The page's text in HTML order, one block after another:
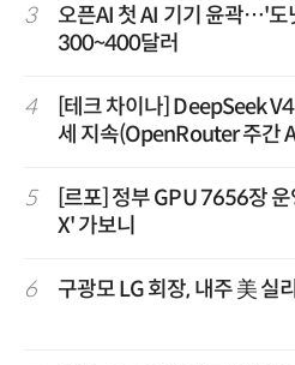
3
오픈AI 첫 AI 기기 윤곽…'도
300~400달러
4
[테크 차이나] DeepSeek
세 지속(OpenRouter 주간
5
[르포] 정부 GPU 7656장
X' 가보니
6 구광모 LG 회장, 내주 美 실